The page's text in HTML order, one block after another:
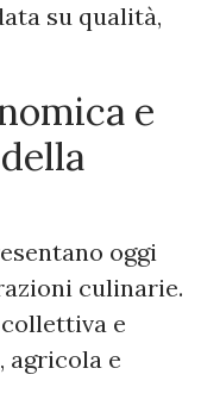
su qualità,
e
oggi
culinarie.
e
agricola e